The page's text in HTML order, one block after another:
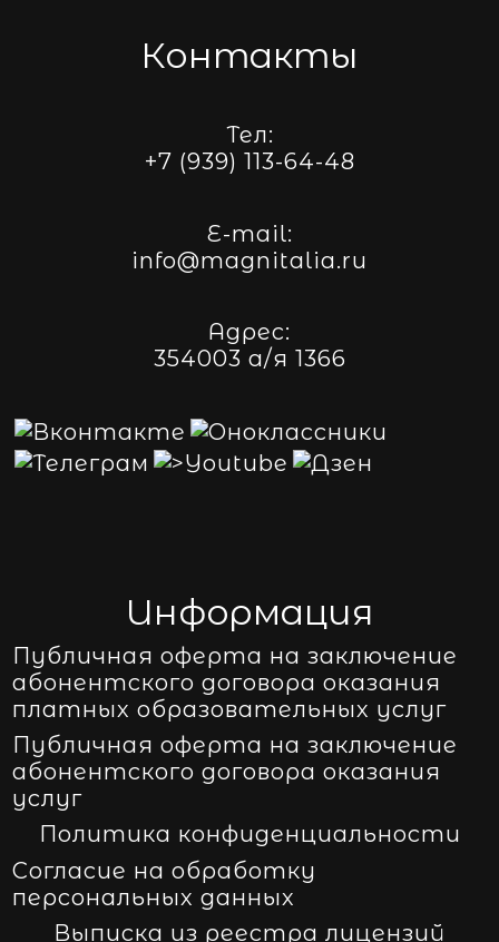
Контакты
Тел:
+7 (939) 113-64-48
E-mail:
info@magnitalia.ru
Адрес:
354003 а/я 1366
Информация
Публичная оферта на заключение
абонентского договора оказания
платных образовательных услуг
Публичная оферта на заключение
абонентского договора оказания
услуг
Политика конфиденциальности
Согласие на обработку
персональных данных
Выписка из реестра лицензий